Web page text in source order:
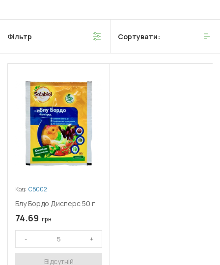
Фільтр Сортувати:
Код: СБ002
Блу Бордо Дисперс 50 г
74.69 грн
Відсутній